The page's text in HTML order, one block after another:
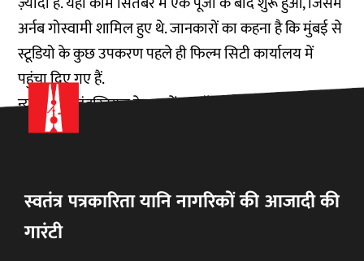
अर्नब गोस्वामी शामिल हुए थे. जानकारों का कहना है कि मुंबई से
स्टूडियो के कुछ उपकरण पहले ही फिल्म सिटी कार्यालय में
पहुंचा दिए गए हैं.
न्यू ओखला इंडस्ट्रियल डेवलपमेंट अथॉरिटी (नोएडा) ने रिपब्लिक
मीडिया नेटवर्क को यह प्लॉट 90 साल के पट्टे पर दिया है.
स्वतंत्र पत्रकारिता यानि नागरिकों की आजादी की
गारंटी